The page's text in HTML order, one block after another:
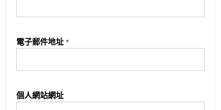
電子郵件地址 *
個人網站網址